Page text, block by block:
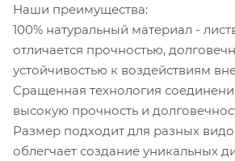
Наши преимущества:
100% натуральный материал -
отличается прочностью,
устойчивостью к воздействиям
Сращенная технология
высокую прочность и
Размер подходит для разных
облегчает создание уникальных